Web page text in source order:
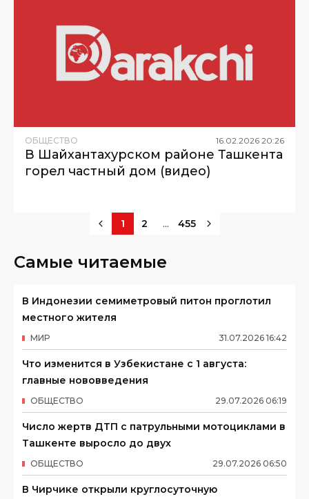
ОБЩЕСТВО 16.02.2026 20:26
В Шайхантахурском районе Ташкента
горел частный дом (видео)
1 2 ... 455
Самые читаемые
В Индонезии семиметровый питон проглотил
местного жителя
31.07.2026 16:42
МИР
Что изменится в Узбекистане с 1 августа:
главные нововведения
29.07.2026 06:19
ОБЩЕСТВО
Число жертв ДТП с патрульными мотоциклами в
Ташкенте выросло до двух
29.07.2026 06:50
ОБЩЕСТВО
В Чирчике открыли круглосуточную